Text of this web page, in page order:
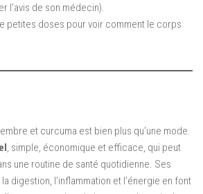
l’avis de son médecin).
petites doses pour voir comment le corps
et curcuma est bien plus qu’une mode.
, simple, économique et efficace, qui peut
une routine de santé quotidienne. Ses
digestion, l’inflammation et l’énergie en font